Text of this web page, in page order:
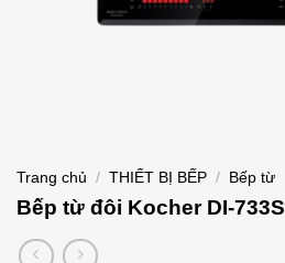
Trang chủ / THIẾT BỊ BẾP / Bếp từ
Bếp từ đôi Kocher DI-733S